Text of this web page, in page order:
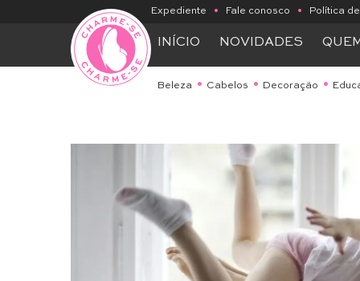
Expediente • Fale conosco • Política
INÍCIO NOVIDADES
Beleza Cabelos Decoração